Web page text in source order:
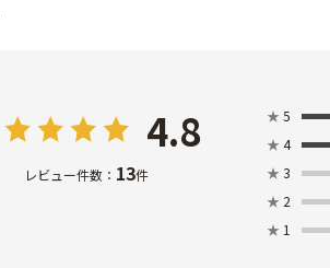
4.8
レビュー件数： 13件
★ 5
★ 4
★ 3
★ 2
★ 1